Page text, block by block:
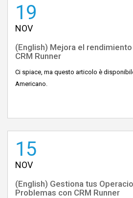
19
NOV
(English) Mejora el
CRM Runner
Ci spiace, ma questo articolo è
Americano.
15
NOV
(English) Gestiona tus
Problemas con CRM Runner